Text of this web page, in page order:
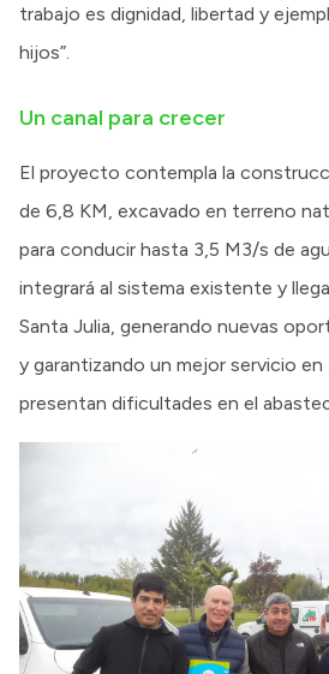
trabajo es dignidad, libertad y
hijos”.
Un canal para crecer
El proyecto contempla la
de 6,8 KM, excavado en terreno
para conducir hasta 3,5 M3/s de
integrará al sistema existente y
Santa Julia, generando nuevas
y garantizando un mejor servicio
presentan dificultades en el